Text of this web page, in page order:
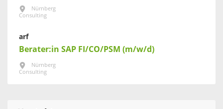
Nürnberg
Consulting
arf
Berater:in SAP FI/CO/PSM (m/w/d)
Nürnberg
Consulting